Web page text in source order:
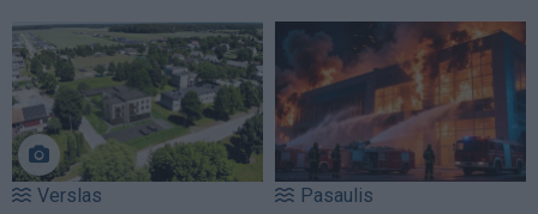
Verslas Pasaulis